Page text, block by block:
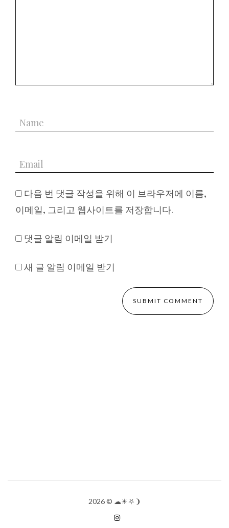
다음 번 댓글 작성을 위해 이 브라우저에 이름,
이메일, 그리고 웹사이트를 저장합니다.
댓글 알림 이메일 받기
새 글 알림 이메일 받기
2026© ☁︎☀︎⛧❩